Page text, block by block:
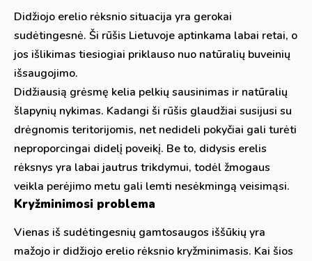
Didžiojo erelio rėksnio situacija yra gerokai
sudėtingesnė. Ši rūšis Lietuvoje aptinkama labai retai, o
jos išlikimas tiesiogiai priklauso nuo natūralių buveinių
išsaugojimo.
Didžiausią grėsmę kelia pelkių sausinimas ir natūralių
šlapynių nykimas. Kadangi ši rūšis glaudžiai susijusi su
drėgnomis teritorijomis, net nedideli pokyčiai gali turėti
neproporcingai didelį poveikį. Be to, didysis erelis
rėksnys yra labai jautrus trikdymui, todėl žmogaus
veikla perėjimo metu gali lemti nesėkmingą veisimąsi.
Kryžminimosi problema
Vienas iš sudėtingesnių gamtosaugos iššūkių yra
mažojo ir didžiojo erelio rėksnio kryžminimasis. Kai šios